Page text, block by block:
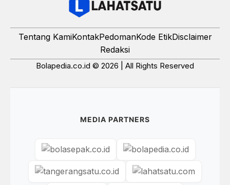
Tentang KamiKontakPedomanKode EtikDisclaimer
Redaksi
Bolapedia.co.id © 2026 | All Rights Reserved
MEDIA PARTNERS